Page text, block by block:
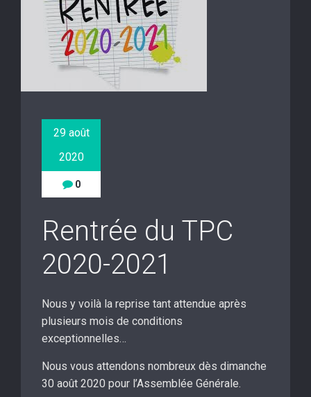
29 août
2020
0
Rentrée du TPC
2020-2021
Nous y voilà la reprise tant attendue après
plusieurs mois de conditions
exceptionnelles…
Nous vous attendons nombreux dès dimanche
30 août 2020 pour l’Assemblée Générale.